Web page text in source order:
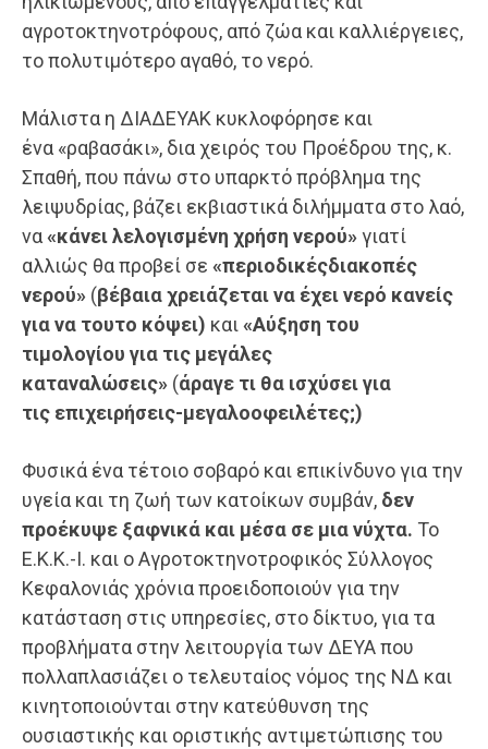
αγροτοκτηνοτρόφους, από ζώα και καλλιέργειες,
το πολυτιμότερο αγαθό, το νερό.
Μάλιστα η ΔΙΑΔΕΥΑΚ κυκλοφόρησε και
ένα «ραβασάκι», δια χειρός του Προέδρου της, κ.
Σπαθή, που πάνω στο υπαρκτό πρόβλημα της
λειψυδρίας, βάζει εκβιαστικά διλήμματα στο λαό,
να«κάνει λελογισμένη χρήση νερού»γιατί
αλλιώς θα προβεί σε «περιοδικέςδιακοπές
νερού» (βέβαια χρειάζεται να έχει νερό κανείς
για να τουτο κόψει) και«Αύξηση του
τιμολογίου για τις μεγάλες
καταναλώσεις» (άραγε τι θα ισχύσει για
τις επιχειρήσεις-μεγαλοοφειλέτες;)
Φυσικά ένα τέτοιο σοβαρό και επικίνδυνο για την
υγεία και τη ζωή των κατοίκων συμβάν, δεν
προέκυψε ξαφνικά και μέσα σε μια νύχτα. Το
Ε.Κ.Κ.-Ι. και ο Αγροτοκτηνοτροφικός Σύλλογος
Κεφαλονιάς χρόνια προειδοποιούν για την
κατάσταση στις υπηρεσίες, στο δίκτυο, για τα
προβλήματα στην λειτουργία των ΔΕΥΑ που
πολλαπλασιάζει ο τελευταίος νόμος της ΝΔ και
κινητοποιούνται στην κατεύθυνση της
ουσιαστικής και οριστικής αντιμετώπισης του